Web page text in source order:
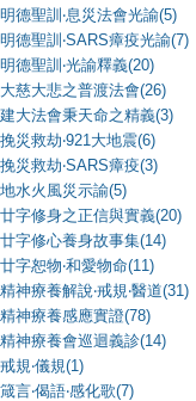
明德聖訓‧息災法會光諭(5)
明德聖訓‧SARS瘴疫光諭(7)
明德聖訓‧光諭釋義(20)
大慈大悲之普渡法會(26)
建大法會秉天命之精義(3)
挽災救劫‧921大地震(6)
挽災救劫‧SARS瘴疫(3)
地水火風災示諭(5)
廿字修身之正信與實義(20)
廿字修心養身故事集(14)
廿字恕物‧和愛物命(11)
精神療養解說‧戒規‧醫道(31)
精神療養感應實證(78)
精神療養會巡迴義診(14)
戒規‧儀規(1)
箴言‧偈語‧感化歌(7)